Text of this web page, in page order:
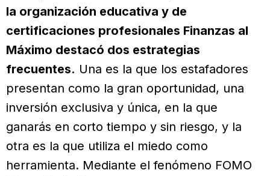
la organización educativa y de
certificaciones profesionales Finanzas al
Máximo destacó dos estrategias
frecuentes. Una es la que los estafadores
presentan como la gran oportunidad, una
inversión exclusiva y única, en la que
ganarás en corto tiempo y sin riesgo, y la
otra es la que utiliza el miedo como
herramienta. Mediante el fenómeno FOMO